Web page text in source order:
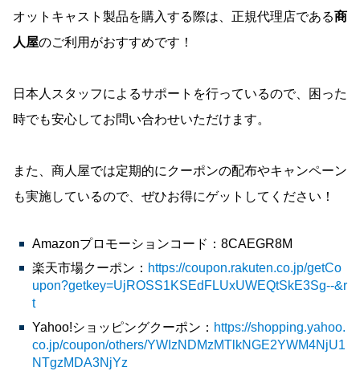
オットキャスト製品を購入する際は、正規代理店である商
人屋のご利用がおすすめです！
日本人スタッフによるサポートを行っているので、困った
時でも安心してお問い合わせいただけます。
また、商人屋では定期的にクーポンの配布やキャンペーン
も実施しているので、ぜひお得にゲットしてください！
Amazonプロモーションコード：8CAEGR8M
楽天市場クーポン： https://coupon.rakuten.co.jp/getCo
upon?getkey=UjROSS1KSEdFLUxUWEQtSkE3Sg--&r
t
Yahoo!ショッピングクーポン： https://shopping.yahoo.
co.jp/coupon/others/YWIzNDMzMTlkNGE2YWM4NjU1
NTgzMDA3NjYz